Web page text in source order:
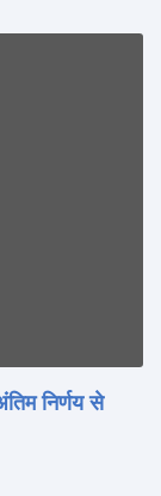
निर्णय से